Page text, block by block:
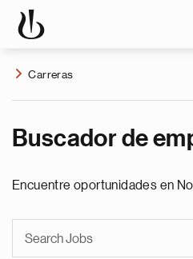
Carreras
Buscador de
Encuentre oportunidades en